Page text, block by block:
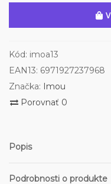
Kód: imoa13
EAN13: 6971927237968
Značka: Imou
Porovnať 0
Popis
Podrobnosti o produkte